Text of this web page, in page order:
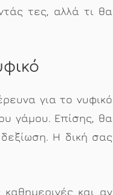
τες, αλλά τι θα
για το νυφικό
γάμου. Επίσης, θα
Η δική σας
και αν